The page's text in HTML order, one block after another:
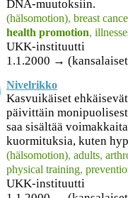
DNA-muutoksiin.
(hälsomotion), breast
health promotion,
UKK-instituutti
1.1.2000 →
Nivelrikko
Kasvuikäiset
päivittäin
saa sisältää
kuormituksia, kuten
(hälsomotion), adults,
physical training,
UKK-instituutti